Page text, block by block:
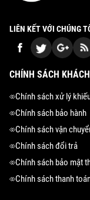
LIÊN KẾT VỚI CHÚNG
CHÍNH SÁCH
Chính sách xử lý
Chính sách bảo hành
Chính sách vận
Chính sách đổi trả
Chính sách bảo mật
Chính sách thanh